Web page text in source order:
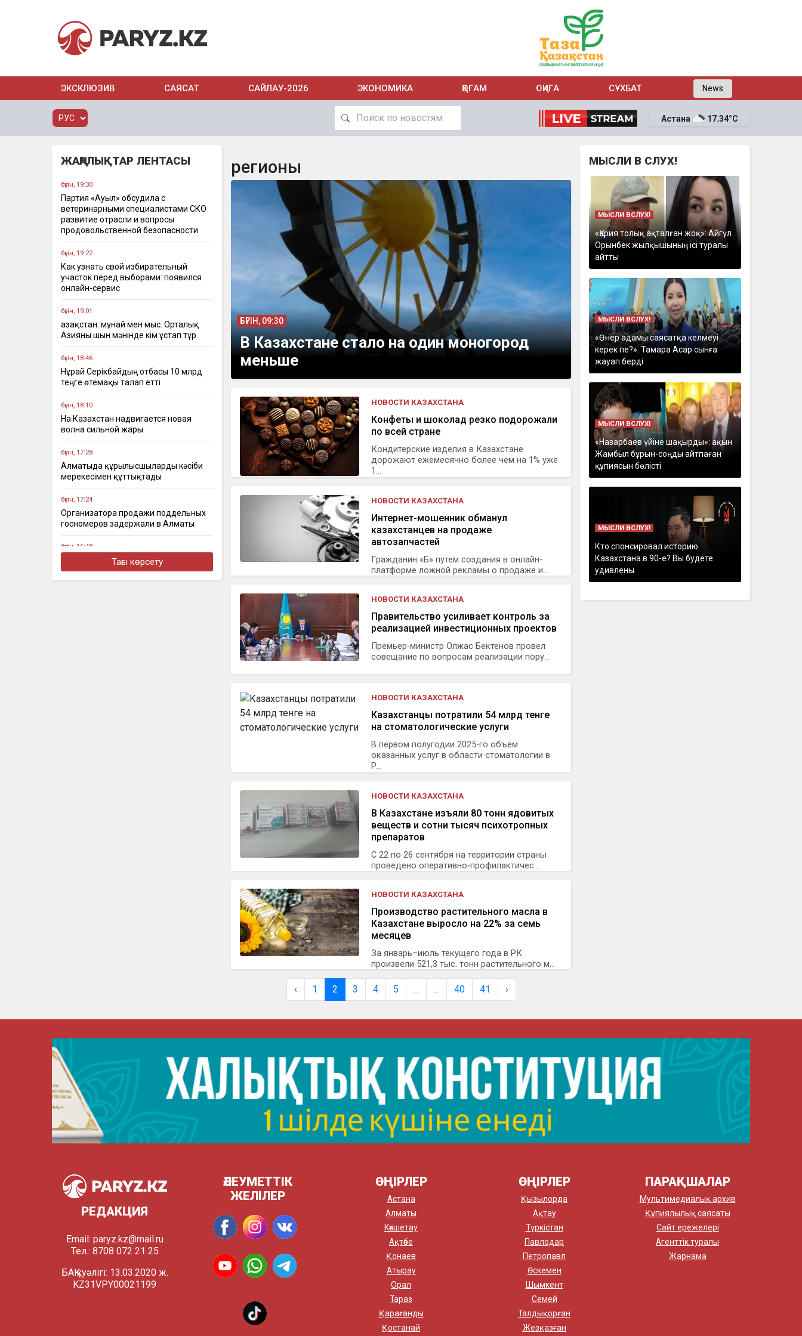
ЭКСКЛЮЗИВ САЯСАТ САЙЛАУ-2026 ЭКОНОМИКА ҚОҒАМ ОҚИҒА СҰХБАТ News
Астана 17.34°C
ЖАҢАЛЫҚТАР ЛЕНТАСЫ
бүгін, 19:30
Партия «Ауыл» обсудила с
ветеринарными специалистами СКО
развитие отрасли и вопросы
продовольственной безопасности
бүгін, 19:22
Как узнать свой избирательный
участок перед выборами: появился
онлайн-сервис
бүгін, 19:01
Қазақстан: мұнай мен мыс. Орталық
Азияны шын мәнінде кім ұстап тұр
бүгін, 18:46
Нұрай Серікбайдың отбасы 10 млрд
теңге өтемақы талап етті
бүгін, 18:10
На Казахстан надвигается новая
волна сильной жары
бүгін, 17:28
Алматыда құрылысшыларды кәсіби
мерекесімен құттықтады
бүгін, 17:24
Организатора продажи поддельных
госномеров задержали в Алматы
бүгін, 16:48
Алматыда жеңіл көлік тоқтап тұрған
жүк көлігімен соқтығысты
Тағы көрсету
регионы
БҮГІН, 09:30
В Казахстане стало на один моногород
меньше
НОВОСТИ КАЗАХСТАНА
Конфеты и шоколад резко подорожали
по всей стране
Кондитерские изделия в Казахстане
дорожают ежемесячно более чем на 1% уже
1...
НОВОСТИ КАЗАХСТАНА
Интернет-мошенник обманул
казахстанцев на продаже
автозапчастей
Гражданин «Б» путем создания в онлайн-
платформе ложной рекламы о продаже и...
НОВОСТИ КАЗАХСТАНА
Правительство усиливает контроль за
реализацией инвестиционных проектов
Премьер-министр Олжас Бектенов провел
совещание по вопросам реализации пору...
НОВОСТИ КАЗАХСТАНА
Казахстанцы потратили 54 млрд тенге
на стоматологические услуги
В первом полугодии 2025-го объём
оказанных услуг в области стоматологии в
Р...
НОВОСТИ КАЗАХСТАНА
В Казахстане изъяли 80 тонн ядовитых
веществ и сотни тысяч психотропных
препаратов
С 22 по 26 сентября на территории страны
проведено оперативно-профилактичес...
НОВОСТИ КАЗАХСТАНА
Производство растительного масла в
Казахстане выросло на 22% за семь
месяцев
За январь–июль текущего года в РК
произвели 521,3 тыс. тонн растительного м...
МЫСЛИ В СЛУХ!
МЫСЛИ ВСЛУХ!
«Қария толық ақталған жоқ»: Айгүл
Орынбек жылқышының ісі туралы
айтты
МЫСЛИ ВСЛУХ!
«Өнер адамы саясатқа келмеуі
керек пе?»: Тамара Асар сынға
жауап берді
МЫСЛИ ВСЛУХ!
«Назарбаев үйіне шақырды»: ақын
Жамбыл бұрын-соңды айтпаған
құпиясын бөлісті
МЫСЛИ ВСЛУХ!
Кто спонсировал историю
Казахстана в 90-е? Вы будете
удивлены
‹ 1 2 3 4 5 ... ... 40 41 ›
РЕДАКЦИЯ
Email: paryz.kz@mail.ru
Тел.: 8708 072 21 25
БАҚ куәлігі: 13.03.2020 ж.
KZ31VPY00021199
ӘЛЕУМЕТТІК
ЖЕЛІЛЕР
ӨҢІРЛЕР
Астана
Алматы
Көкшетау
Ақтөбе
Қонаев
Атырау
Орал
Тараз
Қарағанды
Қостанай
ӨҢІРЛЕР
Қызылорда
Ақтау
Түркістан
Павлодар
Петропавл
Өскемен
Шымкент
Семей
Талдықорған
Жезқазған
ПАРАҚШАЛАР
Мультимедиалық архив
Құпиялылық саясаты
Сайт ережелері
Агенттік туралы
Жарнама